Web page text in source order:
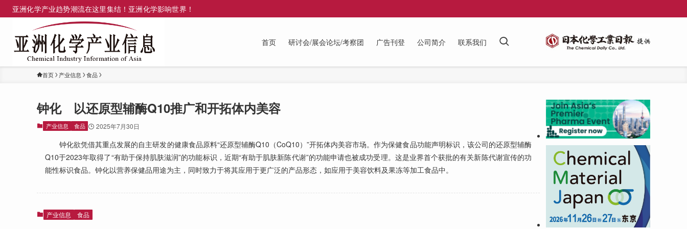
亚洲化学产业趋势潮流在这里集结！亚洲化学影响世界！
首页 研讨会/展会论坛/考察团 广告刊登 公司简介 联系我们
首页 产业信息 食品
钟化 以还原型辅酶Q10推广和开拓体内美容
产业信息 食品 2025年7月30日
钟化欲凭借其重点发展的自主研发的健康食品原料“还原型辅酶Q10（CoQ10）”开拓体内美容市场。作为保健食品功能声明标识，该公司的还原型辅酶
Q10于2023年取得了“有助于保持肌肤滋润”的功能标识，近期“有助于肌肤新陈代谢”的功能申请也被成功受理。这是业界首个获批的有关新陈代谢宣传的功
能性标识食品。钟化以营养保健品用途为主，同时致力于将其应用于更广泛的产品形态，如应用于美容饮料及果冻等加工食品中。
产业信息 食品